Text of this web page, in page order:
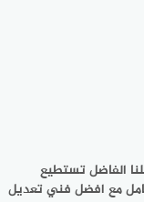
الفاضل تستطيع
مع افضل فني تعديل